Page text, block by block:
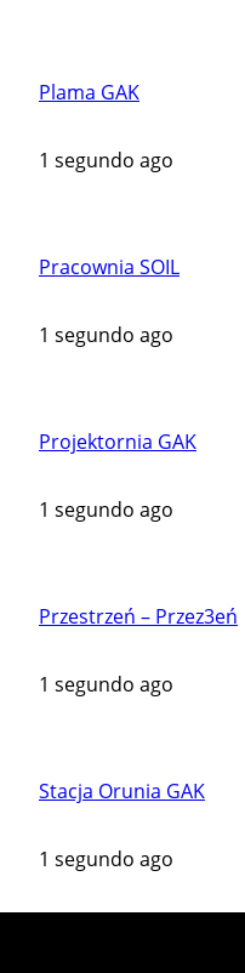
Plama GAK
1 segundo ago
Pracownia SOIL
1 segundo ago
Projektornia GAK
1 segundo ago
Przestrzeń – Przez3eń
1 segundo ago
Stacja Orunia GAK
1 segundo ago